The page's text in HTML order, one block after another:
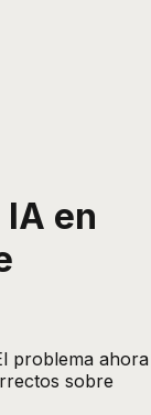
en
problema ahora
sobre